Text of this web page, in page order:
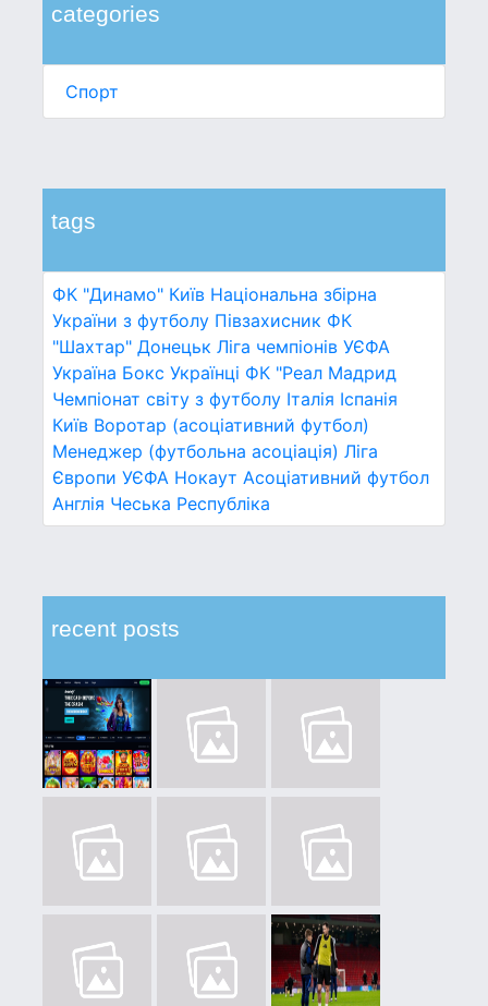
categories
Спорт
tags
ФК "Динамо" Київ Національна збірна
України з футболу Півзахисник ФК
"Шахтар" Донецьк Ліга чемпіонів УЄФА
Україна Бокс Українці ФК "Реал Мадрид
Чемпіонат світу з футболу Італія Іспанія
Київ Воротар (асоціативний футбол)
Менеджер (футбольна асоціація) Ліга
Європи УЄФА Нокаут Асоціативний футбол
Англія Чеська Республіка
recent posts